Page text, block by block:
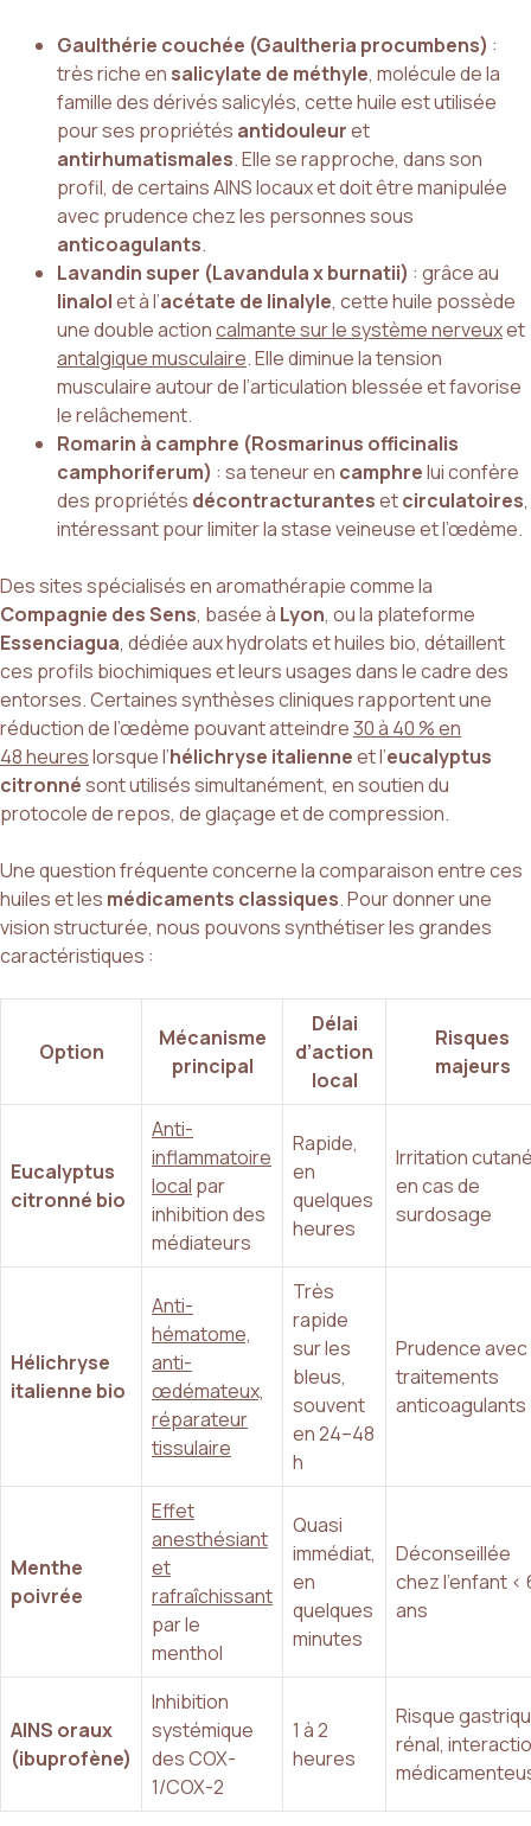
Gaulthérie couchée (Gaultheria procumbens) :
très riche en salicylate de méthyle, molécule de la
famille des dérivés salicylés, cette huile est utilisée
pour ses propriétés antidouleuret
antirhumatismales. Elle se rapproche, dans son
profil, de certains AINS locaux et doit être manipulée
avec prudence chez les personnes sous
anticoagulants.
Lavandin super (Lavandula x burnatii) : grâce au
linalolet à l’acétate de linalyle, cette huile possède
une double actioncalmante sur le système nerveuxet
antalgique musculaire. Elle diminue la tension
musculaire autour de l’articulation blessée et favorise
le relâchement.
Romarin à camphre (Rosmarinus officinalis
camphoriferum) : sa teneur en camphrelui confère
des propriétés décontracturantesetcirculatoires,
intéressant pour limiter la stase veineuse et l’œdème.
Des sites spécialisés en aromathérapie comme la
Compagnie des Sens, basée à Lyon, ou la plateforme
Essenciagua, dédiée aux hydrolats et huiles bio, détaillent
ces profils biochimiques et leurs usages dans le cadre des
entorses. Certaines synthèses cliniques rapportent une
réduction de l’œdème pouvant atteindre30 à 40 % en
48 heureslorsque l’hélichryse italienneet l’eucalyptus
citronnésont utilisés simultanément, en soutien du
protocole de repos, de glaçage et de compression.
Une question fréquente concerne la comparaison entre ces
huiles et les médicaments classiques. Pour donner une
vision structurée, nous pouvons synthétiser les grandes
caractéristiques :
Option
Mécanisme
principal
Délai
d’action
local
Risques
majeurs
Eucalyptus
citronné bio
Anti-
inflammatoire
local par
inhibition des
médiateurs
Rapide,
en
quelques
heures
Irritation
en cas de
surdosage
Hélichryse
italienne bio
Anti-
hématome,
anti-
œdémateux,
réparateur
tissulaire
Très
rapide
sur les
bleus,
souvent
en 24–48
h
Prudence avec
traitements
anticoagulants
Menthe
poivrée
Effet
anesthésiant
et
rafraîchissant
par le
menthol
Quasi
immédiat,
en
quelques
minutes
Déconseillée
chez l’enfant <
ans
AINS oraux
(ibuprofène)
Inhibition
systémique
des COX-
1/COX-2
1 à 2
heures
Risque
rénal,